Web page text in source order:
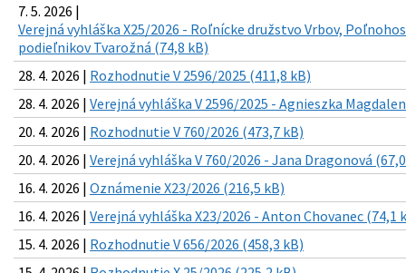
7. 5. 2026 |
Verejná vyhláška X25/2026 - Roľnícke družstvo Vrbov,
podieľnikov Tvarožná (74,8 kB)
28. 4. 2026 | Rozhodnutie V 2596/2025 (411,8 kB)
28. 4. 2026 | Verejná vyhláška V 2596/2025 - Agnieszka
20. 4. 2026 | Rozhodnutie V 760/2026 (473,7 kB)
20. 4. 2026 | Verejná vyhláška V 760/2026 - Jana Dragonová
16. 4. 2026 | Oznámenie X23/2026 (216,5 kB)
16. 4. 2026 | Verejná vyhláška X23/2026 - Anton Chovanec (74,1
15. 4. 2026 | Rozhodnutie V 656/2026 (458,3 kB)